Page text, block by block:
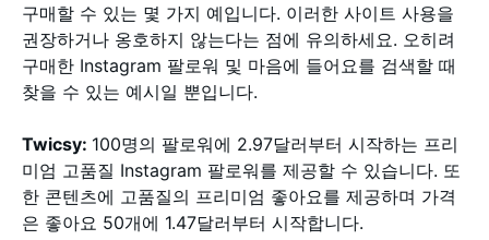
구매할 수 있는 몇 가지 예입니다. 이러한 사이트 사용을
권장하거나 옹호하지 않는다는 점에 유의하세요. 오히려
구매한 Instagram 팔로워 및 마음에 들어요를 검색할 때
찾을 수 있는 예시일 뿐입니다.
Twicsy: 100명의 팔로워에 2.97달러부터 시작하는 프리
미엄 고품질 Instagram 팔로워를 제공할 수 있습니다. 또
한 콘텐츠에 고품질의 프리미엄 좋아요를 제공하며 가격
은 좋아요 50개에 1.47달러부터 시작합니다.